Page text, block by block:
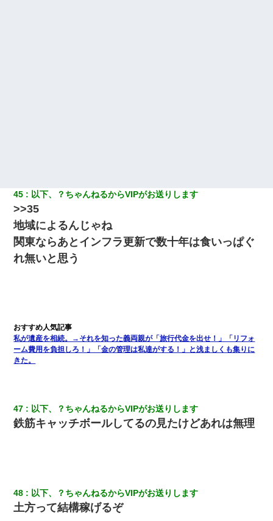
45 以下、？ちゃんねるからVIPがお送りします
>>35
地域によるんじゃね
関東ならあとインフラ更新で数十年は食いっぱぐ
れ無いと思う
私が遺産を相続。→それを知った義両親が「旅行代金を出せ！」「リフォ
ーム費用を負担しろ！」「金の管理は私達がする！」と浅ましくも集りに
きた。
47 以下、？ちゃんねるからVIPがお送りします
鉄筋キャッチボールしてるの見たけどあれは無理
48 以下、？ちゃんねるからVIPがお送りします
土方って結構稼げるぞ